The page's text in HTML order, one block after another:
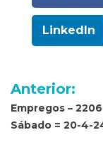
LinkedIn
de
Anterior:
Empregos – 2206
Sábado = 20-4-